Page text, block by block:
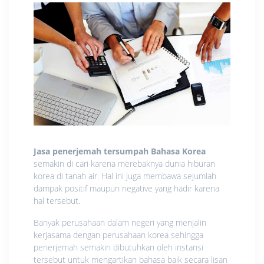
Jasa penerjemah tersumpah Bahasa Korea
semakin di cari karena merebaknya dunia hiburan
korea di tanah air. Hal ini juga membawa sejumlah
dampak positif maupun negative yang hadir karena
hal tersebut.
Banyak perusahaan dalam negeri yang menjalin
kerjasama dengan perusahaan korea sehingga
penerjemah semakin dibutuhkan oleh instansi
tersebut untuk mengartikan bahasa baik secara lisan